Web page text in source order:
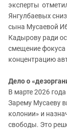
эксперты
Янгулбаевых
сына Мусаевой
Кадырову ради
смещение фокуса
концентрацию
Дело о
В марте 2026
Зарему Мусаеву
колонии» и
свободы. Это